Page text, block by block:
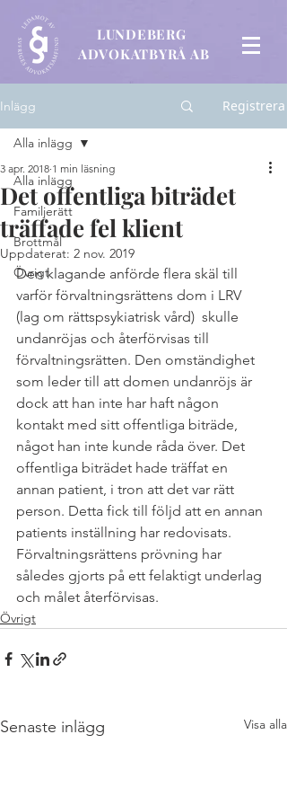
LUNDEBERG
ADVOKATBYRÅ AB
Inlägg Registrera
Alla inlägg
Familjerätt
Brottmål
Övrigt
Alla inlägg
Det offentliga biträdet
träffade fel klient
3 apr. 2018 1 min läsning
Uppdaterat: 2 nov. 2019
Den klagande anförde flera skäl till
varför förvaltningsrättens dom i LRV
(lag om rättspsykiatrisk vård)  skulle
undanröjas och återförvisas till
förvaltningsrätten. Den omständighet
som leder till att domen undanröjs är
dock att han inte har haft någon
kontakt med sitt offentliga biträde,
något han inte kunde råda över. Det
offentliga biträdet hade träffat en
annan patient, i tron att det var rätt
person. Detta fick till följd att en annan
patients inställning har redovisats.
Förvaltningsrättens prövning har
således gjorts på ett felaktigt underlag
och målet återförvisas.
Övrigt
Senaste inlägg Visa alla